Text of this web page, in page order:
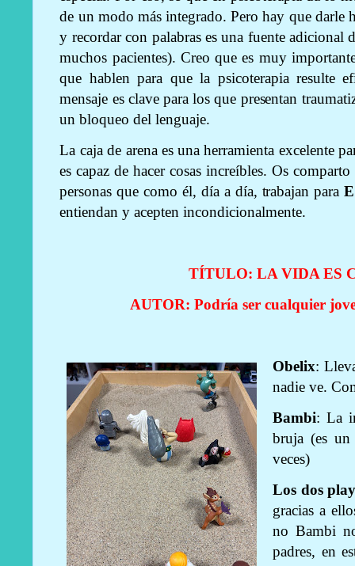
de un modo más integrado. Pero hay que darle
y recordar con palabras es una fuente
muchos pacientes). Creo que es muy
que hablen para que la psicoterapia resulte
mensaje es clave para los que presentan
un bloqueo del lenguaje.
La caja de arena es una herramienta excelente
es capaz de hacer cosas increíbles. Os
personas que como él, día a día, trabajan para
entiendan y acepten incondicionalmente.
TÍTULO: LA VIDA ES
AUTOR: Podría ser cualquier
Obelix:
nadie ve.
Bambi: La
bruja (es un
veces)
Los dos
gracias a
no Bambi
padres, en